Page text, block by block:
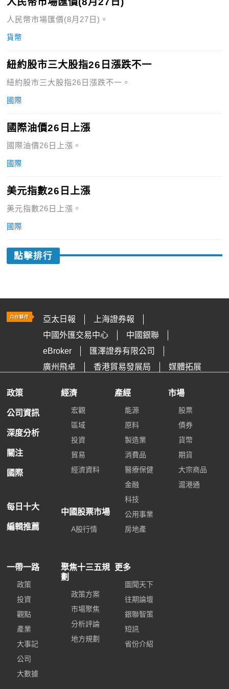
人民幣市場匯價(8月27日)。
貨幣
紐約股市三大股指26日漲跌不一
紐約股市三大股指26日漲跌不一。
國際
國際油價26日上漲
國際油價26日上漲。
國際
美元指數26日上漲
美元指數26日上漲。
國際
點擊排行
亞太日報
上海證券報
中國外匯交易中心
中國銀聯
eBroker
匯澤證券有限公司
廣州飛卓
香港貿易發展局 媒體拓展
政策
公司資訊
深度分析
關注
國際
每日十大
編輯推薦
經濟
宏觀
區域
投資
貿易
經濟資料
中國股票市場
A股行情
產經
能源
原料
製造業
消費品
醫療保健
金融
科技
公用事業
房地產
市場
股票
債券
貨幣
期貨
大宗商品
滬港通
一帶一路
政策
投資
觀點
產業
大事記
公司
大數據
聚焦十三五規
劃
政策方案
市場聚焦
分析評論
地方規劃
更多
圖聞天下
往期論壇
銀聯智策
短訊
省份介紹